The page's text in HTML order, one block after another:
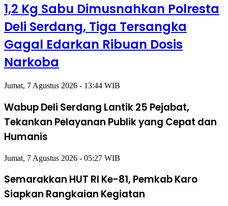
1,2 Kg Sabu Dimusnahkan Polresta
Deli Serdang, Tiga Tersangka
Gagal Edarkan Ribuan Dosis
Narkoba
Jumat, 7 Agustus 2026 - 13:44 WIB
Wabup Deli Serdang Lantik 25 Pejabat,
Tekankan Pelayanan Publik yang Cepat dan
Humanis
Jumat, 7 Agustus 2026 - 05:27 WIB
Semarakkan HUT RI Ke-81, Pemkab Karo
Siapkan Rangkaian Kegiatan